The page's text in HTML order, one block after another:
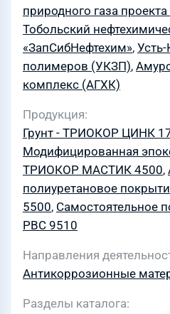
природного газа
Тобольский
«ЗапСибНефтехим»,
полимеров (УКЗП),
комплекс (АГХК)
Продукция
Грунт - ТРИОКОР ЦИНК
Модифицированная
ТРИОКОР МАСТИК 4500,
полиуретановое
5500, Самостоятельное
PBC 9510
Направления
Антикоррозионные
Разделы каталога